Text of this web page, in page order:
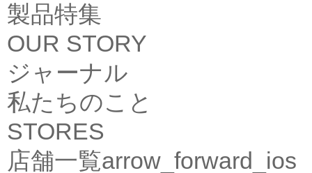
製品特集
OUR STORY
ジャーナル
私たちのこと
STORES
店舗一覧arrow_forward_ios